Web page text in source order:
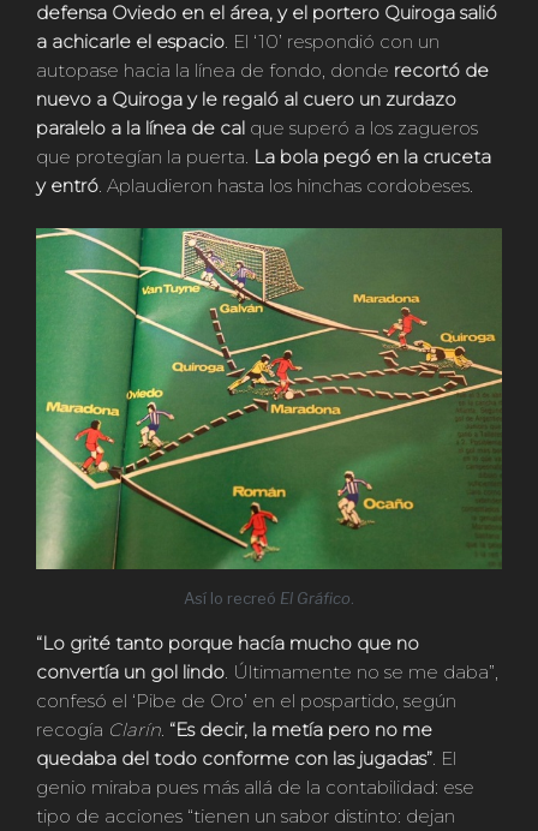
defensa Oviedo en el área, y el portero Quiroga salió
a achicarle el espacio. El ‘10’ respondió con un
autopase hacia la línea de fondo, donde recortó de
nuevo a Quiroga y le regaló al cuero un zurdazo
paralelo a la línea de cal que superó a los zagueros
que protegían la puerta. La bola pegó en la cruceta
y entró. Aplaudieron hasta los hinchas cordobeses.
Así lo recreó El Gráfico
“Lo grité tanto porque hacía mucho que no
convertía un gol lindo. Últimamente no se me daba”,
confesó el ‘Pibe de Oro’ en el pospartido, según
recogía Clarín. “Es decir, la metía pero no me
quedaba del todo conforme con las jugadas”. El
genio miraba pues más allá de la contabilidad: ese
tipo de acciones “tienen un sabor distinto: dejan